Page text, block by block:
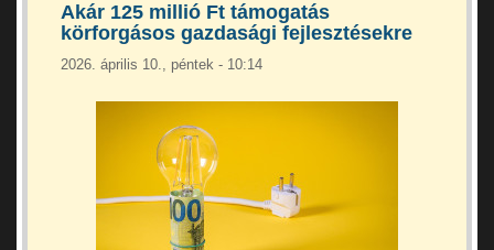
Akár 125 millió Ft támogatás
körforgásos gazdasági fejlesztésekre
2026. április 10., péntek - 10:14